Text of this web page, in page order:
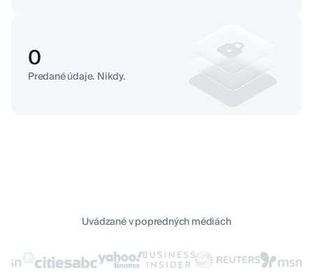
0
Predané údaje. Nikdy.
Uvádzané v popredných médiách